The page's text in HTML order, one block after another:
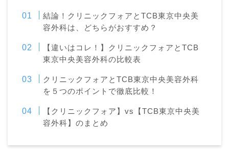
結論！クリニックフォアとTCB東京中央美
容外科は、どちらがおすすめ？
【違いはコレ！】クリニックフォアとTCB
東京中央美容外科の比較表
クリニックフォアとTCB東京中央美容外科
を５つのポイントで徹底比較！
【クリニックフォア】vs【TCB東京中央美
容外科】のまとめ